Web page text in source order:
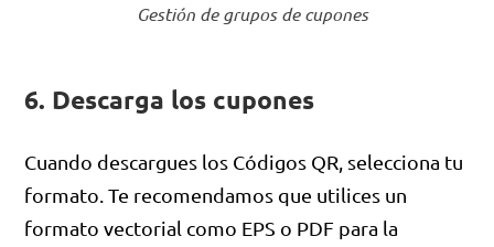
Gestión de grupos de cupones
6. Descarga los cupones
Cuando descargues los Códigos QR, selecciona tu
formato. Te recomendamos que utilices un
formato vectorial como EPS o PDF para la